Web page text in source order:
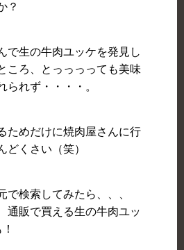
？
で生の牛肉ユッケを発見し
ころ、とっっっっても美味
られず・・・・。
ためだけに焼肉屋さんに行
どくさい（笑）
で検索してみたら、、、
通販で買える生の牛肉ユッ